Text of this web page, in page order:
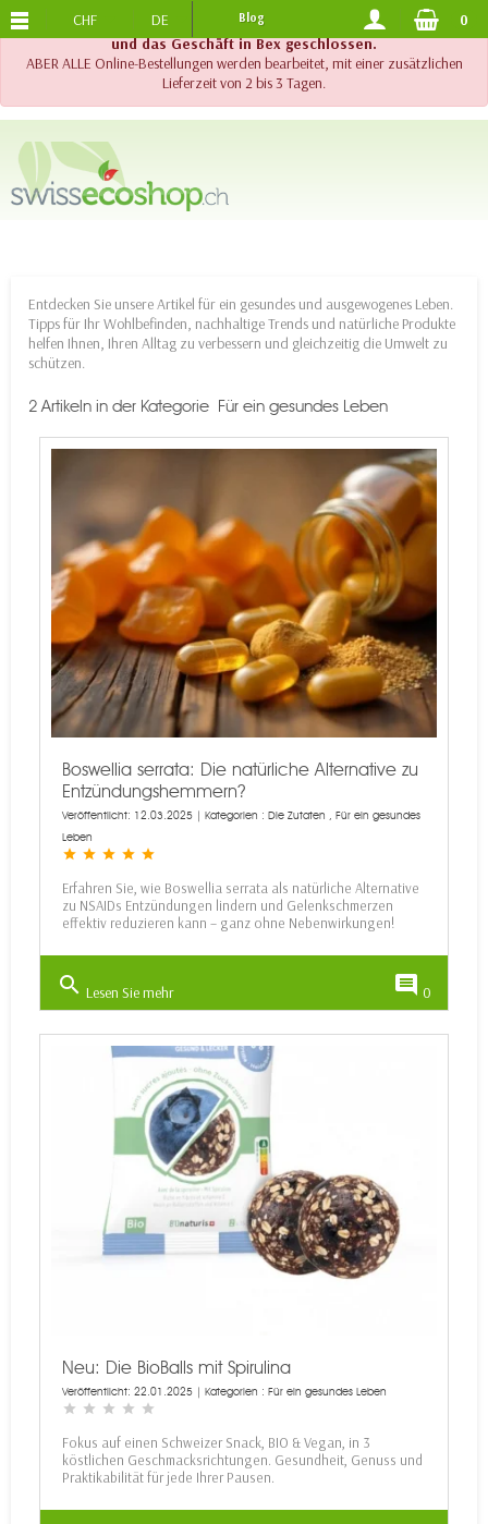
!! Wichtig !! Bis am 20. August 2026 sind der Telefonsupport
und das Geschäft in Bex geschlossen.
ABER ALLE Online-Bestellungen werden bearbeitet, mit einer zusätzlichen
Lieferzeit von 2 bis 3 Tagen.
KOSTENLOSER VERSAND AB 120.-
CHF DE Blog 0
Entdecken Sie unsere Artikel für ein gesundes und ausgewogenes Leben.
Tipps für Ihr Wohlbefinden, nachhaltige Trends und natürliche Produkte
helfen Ihnen, Ihren Alltag zu verbessern und gleichzeitig die Umwelt zu
schützen.
2 Artikeln in der Kategorie Für ein gesundes Leben
Boswellia serrata: Die natürliche Alternative zu
Entzündungshemmern?
Veröffentlicht: 12.03.2025 | Kategorien : Die Zutaten , Für ein gesundes
Leben
star star star star star
Erfahren Sie, wie Boswellia serrata als natürliche Alternative
zu NSAIDs Entzündungen lindern und Gelenkschmerzen
effektiv reduzieren kann – ganz ohne Nebenwirkungen!
search Lesen Sie mehr comment 0
Neu: Die BioBalls mit Spirulina
Veröffentlicht: 22.01.2025 | Kategorien : Für ein gesundes Leben
star star star star star
Fokus auf einen Schweizer Snack, BIO & Vegan, in 3
köstlichen Geschmacksrichtungen. Gesundheit, Genuss und
Praktikabilität für jede Ihrer Pausen.